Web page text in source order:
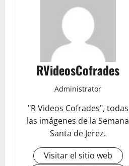
RVideosCofrades
Administrator
"R Videos Cofrades", todas
las imágenes de la Semana
Santa de Jerez.
Visitar el sitio web